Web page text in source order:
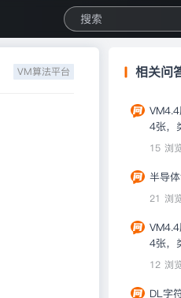
VM算法平台 相关问
4张，
错：
15 浏
半导
21 浏
4张，
错：
12 浏
DL字